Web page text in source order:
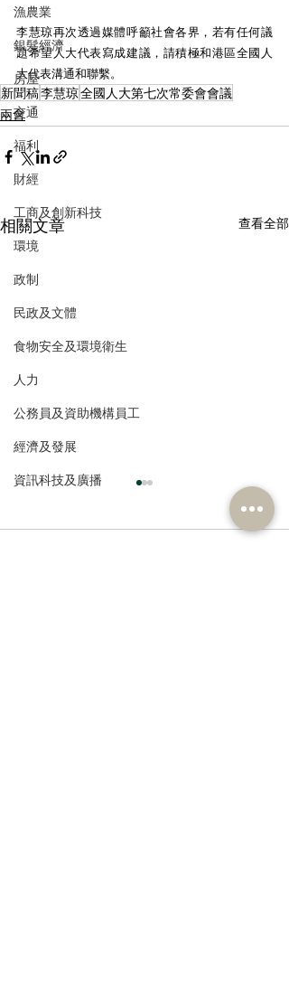
漁農業
銀髮經濟
房屋
交通
福利
財經
工商及創新科技
環境
政制
民政及文體
食物安全及環境衛生
人力
公務員及資助機構員工
經濟及發展
資訊科技及廣播
李慧琼再次透過媒體呼籲社會各界，若有任何議
題希望人大代表寫成建議，請積極和港區全國人
大代表溝通和聯繫。
新聞稿李慧琼全國人大第七次常委會會議
兩會
相關文章 查看全部